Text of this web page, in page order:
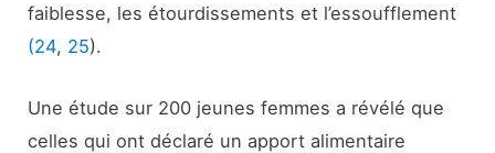
faiblesse, les étourdissements et l’essoufflement
(24, 25).
Une étude sur 200 jeunes femmes a révélé que
celles qui ont déclaré un apport alimentaire